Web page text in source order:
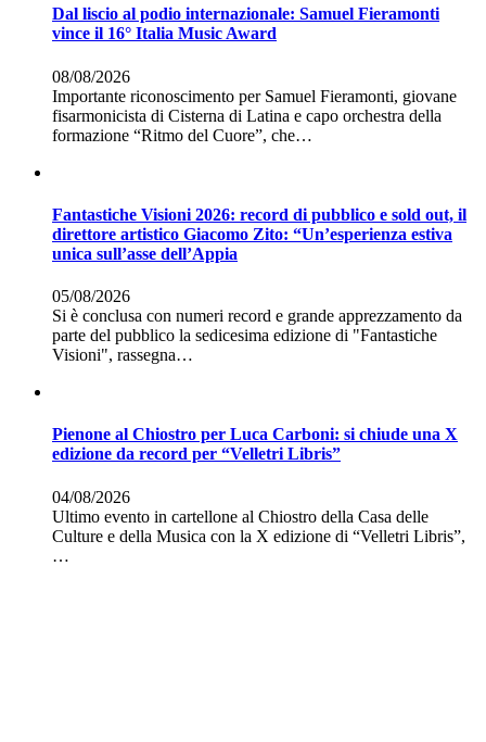
Dal liscio al podio internazionale: Samuel Fieramonti
vince il 16° Italia Music Award
08/08/2026
Importante riconoscimento per Samuel Fieramonti, giovane
fisarmonicista di Cisterna di Latina e capo orchestra della
formazione “Ritmo del Cuore”, che…
Fantastiche Visioni 2026: record di pubblico e sold out, il
direttore artistico Giacomo Zito: “Un’esperienza estiva
unica sull’asse dell’Appia
05/08/2026
Si è conclusa con numeri record e grande apprezzamento da
parte del pubblico la sedicesima edizione di "Fantastiche
Visioni", rassegna…
Pienone al Chiostro per Luca Carboni: si chiude una X
edizione da record per “Velletri Libris”
04/08/2026
Ultimo evento in cartellone al Chiostro della Casa delle
Culture e della Musica con la X edizione di “Velletri Libris”,
…